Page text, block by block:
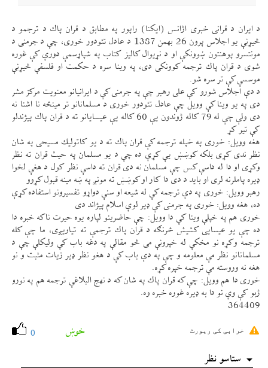
د ايران د قرانی خبری اژانس (ايكنا) راپور په مطابق د قران پاك د ترجمو د
څیړنې يو اجلاس پرون 26 بهمن 1387 د عادل تئودور خوری، چې د جرمنی د
مونتسرو پوهنتون ښوونكې او د نړيوال كاليز كتاب په شپاړسمې دورې كې غوره
شوی د قران پاك ترجمه كوونكی دی، په وينا سره د حكمت او فلسفې څیړنې
موسسې كې تر سره شو.
د دې اجلاس شورو كې علی رهبر چې په جرمنی كې د ايرانيانو معنويت مركز مشر
دی په يو وينا كې وويل چې عادل تئودور خوری د مسلمانانو تر مينځه نا اشنا نه
دی ولې چې له 79 كاله ژوندون یې 60 كاله یې عيسايانو ته د قران پاك پيژندلو
كې تير كړ
هغه وويل: خوری په خپله ترجمه كې قران پاك ته د يو كاتوليك مسيحی په شان
نظر ندی كړی بلكه كوښښ یې كړې ده چې د يو مسلمان په حيث قران ته نظر
وكړی او دا له داسې كس چې مسلمان نه دی قران ته داسې نظر كول د هغې لخوا
ډيره پاملرنه لری او بايد د دی دا كار او كوښښ ته مونږ په ښه مينه قبول كړوو
رهبر وويل: خوری په دې ترجمه كې له شيعه او سنې دواړو تفسيرونو استفاده كړې
ده، هغه وويل: خوری په جرمنی كې ډير لوې اسلام پيژاند دی
خوری هم په خپلې وينا كې دا وويل: چې حاضرينو لپاره يوه حيرت ناكه خبره دا
ده چې يو عيسايی كشيش څرنګه د قران پاك ترجمې ته تياریږی، ما چې كله
ترجمه وكړه نو مخكې له خپرونې می څو مقالې په دغه باب كې وليكلې چې د
مسلمانانو نظر مې معلومه و چې په دې باب كې د هغو نظر ډير زيات مثبت و نو
هغه نه وروسته مې ترجمه خپره كړه.
خوری دا هم وويل: چې كه قران پاك په شان كه د نهج البلاغې ترجمه هم په نورو
ژبو كې وې نو دا به ډيره غوره خبره وه.
364409
0 خوښ خرابی کی رپورٹ
ستاسو نظر